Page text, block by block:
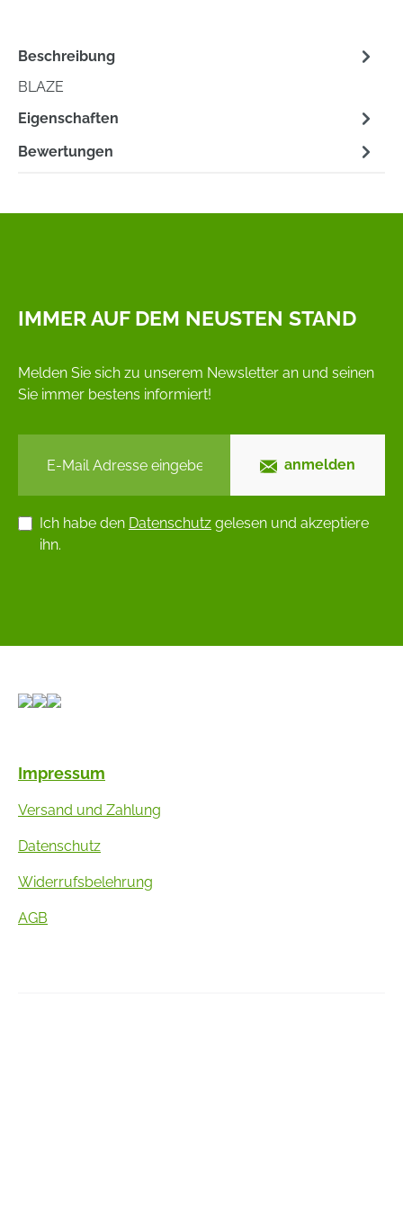
Beschreibung
BLAZE
Eigenschaften
Bewertungen
IMMER AUF DEM NEUSTEN STAND
Melden Sie sich zu unserem Newsletter an und seinen
Sie immer bestens informiert!
anmelden
Ich habe den Datenschutz gelesen und akzeptiere
ihn.
Impressum
Versand und Zahlung
Datenschutz
Widerrufsbelehrung
AGB